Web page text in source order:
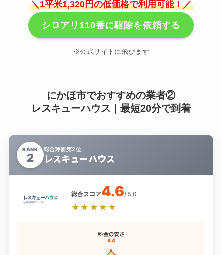
＼1平米1,320円の低価格で利用可能！／
シロアリ110番に駆除を依頼する
※公式サイトに飛びます
にかほ市でおすすめの業者②
レスキューハウス｜最短20分で到着
RANK
2
総合評価第2位
レスキューハウス
総合スコア4.6/ 5.0
★★★★★
料金の安さ
4.4